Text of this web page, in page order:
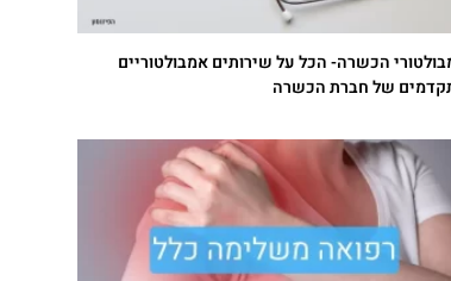
הכשרה- הכל על שירותים אמבולטוריים
של חברת הכשרה